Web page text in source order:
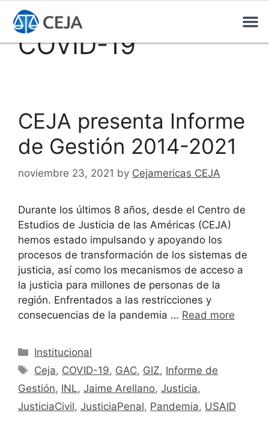
COVID-19
CEJA presenta Informe
de Gestión 2014-2021
noviembre 23, 2021 by Cejamericas CEJA
Durante los últimos 8 años, desde el Centro de
Estudios de Justicia de las Américas (CEJA)
hemos estado impulsando y apoyando los
procesos de transformación de los sistemas de
justicia, así como los mecanismos de acceso a
la justicia para millones de personas de la
región. Enfrentados a las restricciones y
consecuencias de la pandemia … Read more
Institucional
Ceja, COVID-19, GAC, GIZ, Informe de
Gestión, INL, Jaime Arellano, Justicia,
JusticiaCivil, JusticiaPenal, Pandemia, USAID